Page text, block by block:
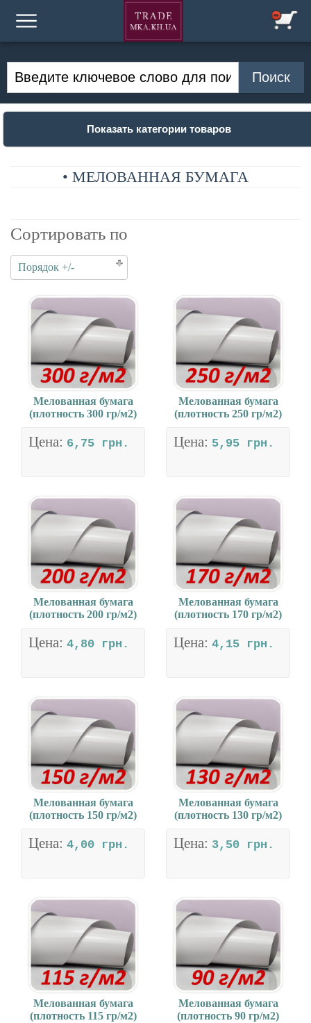
Показать категории товаров
• МЕЛОВАННАЯ БУМАГА
Сортировать по
Порядок +/-
Мелованная бумага
(плотность 300 гр/м2)
Цена: 6,75 грн.
Мелованная бумага
(плотность 250 гр/м2)
Цена: 5,95 грн.
Мелованная бумага
(плотность 200 гр/м2)
Цена: 4,80 грн.
Мелованная бумага
(плотность 170 гр/м2)
Цена: 4,15 грн.
Мелованная бумага
(плотность 150 гр/м2)
Цена: 4,00 грн.
Мелованная бумага
(плотность 130 гр/м2)
Цена: 3,50 грн.
Мелованная бумага
(плотность 115 гр/м2)
Мелованная бумага
(плотность 90 гр/м2)